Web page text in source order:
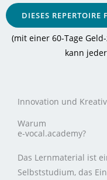
DIESES
(mit einer 60-Tage
kann
Innovation und
Warum
e-vocal.academy?
Das Lernmaterial ist
Selbststudium, das